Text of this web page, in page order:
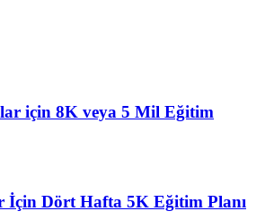
için 8K veya 5 Mil Eğitim
İçin Dört Hafta 5K Eğitim Planı